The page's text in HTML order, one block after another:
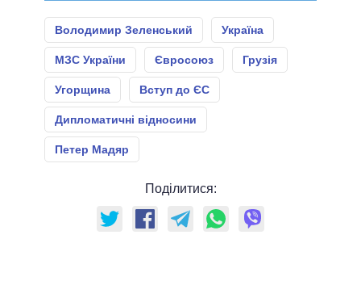
Володимир Зеленський Україна
МЗС України Євросоюз Грузія
Угорщина Вступ до ЄС
Дипломатичні відносини
Петер Мадяр
Поділитися: